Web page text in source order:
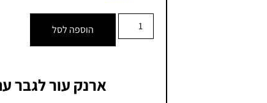
הוספה לסל
ארנק עור לגבר